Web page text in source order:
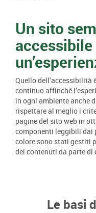
Un sito
Quello dell’accessibilità
continuo affinché
in ogni ambiente anche
rispettare al meglio i
pagine del sito web in
componenti leggibili dai
colore sono stati gestiti
dei contenuti da parte di
Le basi